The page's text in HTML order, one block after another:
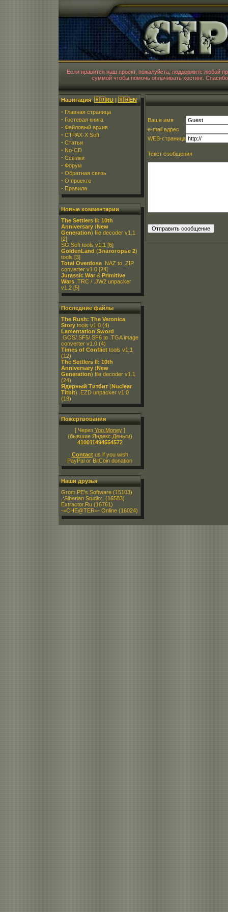
Если нравится наш проект, пожалуйста, поддержите любой
суммой чтобы помочь оплачивать хостинг.
Навигация🇷🇺RU | 🇬🇧EN
· Главная страница
· Гостевая книга
· Файловый архив
· CTPAX-X Soft
· Статьи
· No-CD
· Ссылки
· Форум
· Обратная связь
· О проекте
· Правила
Новые комментарии
The Settlers II: 10th
Anniversary (New
Generation) file decoder v1.1
[2]
SG Soft tools v1.1 [6]
GoldenLand (Златогорье 2)
tools [3]
Total Overdose .NAZ to .ZIP
converter v1.0 [24]
Jurassic War & Primitive
Wars .TRC / .JW2 unpacker
v1.2 [5]
Последние файлы
The Rush: The Veronica
Story tools v1.0 (4)
Lamentation Sword
.GOS/.SF5/.SF6 to .TGA image
converter v1.0 (4)
Times of Conflict tools v1.1
(12)
The Settlers II: 10th
Anniversary (New
Generation) file decoder v1.1
(24)
Ядерный Титбит (Nuclear
Titbit) .EZD unpacker v1.0
(19)
Пожертвования
[ Через Yoo.Money]
(бывшие Яндекс.Деньги)
410011494554572
Contactus if you wish
PayPal or BitCoin donation
Наши друзья
Grom PE's Software (15103)
.:Siberian Studio:. (16583)
Extractor.Ru (16761)
-=CHE@TER=- Online (16024)
Ваше имя
e-mail адрес
WEB-страница
Текст сообщения